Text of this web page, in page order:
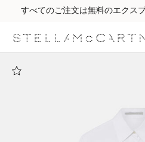
すべてのご注文は無料のエクス